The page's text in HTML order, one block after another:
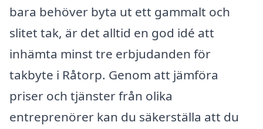
bara behöver byta ut ett gammalt och
slitet tak, är det alltid en god idé att
inhämta minst tre erbjudanden för
takbyte i Råtorp. Genom att jämföra
priser och tjänster från olika
entreprenörer kan du säkerställa att du